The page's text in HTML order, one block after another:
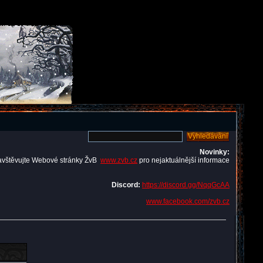
Novinky:
Webové stránky ŽvB www.zvb.cz pro nejaktuálnější informace
Discord: https://discord.gg/NqqGcAA
www.facebook.com/zvb.cz